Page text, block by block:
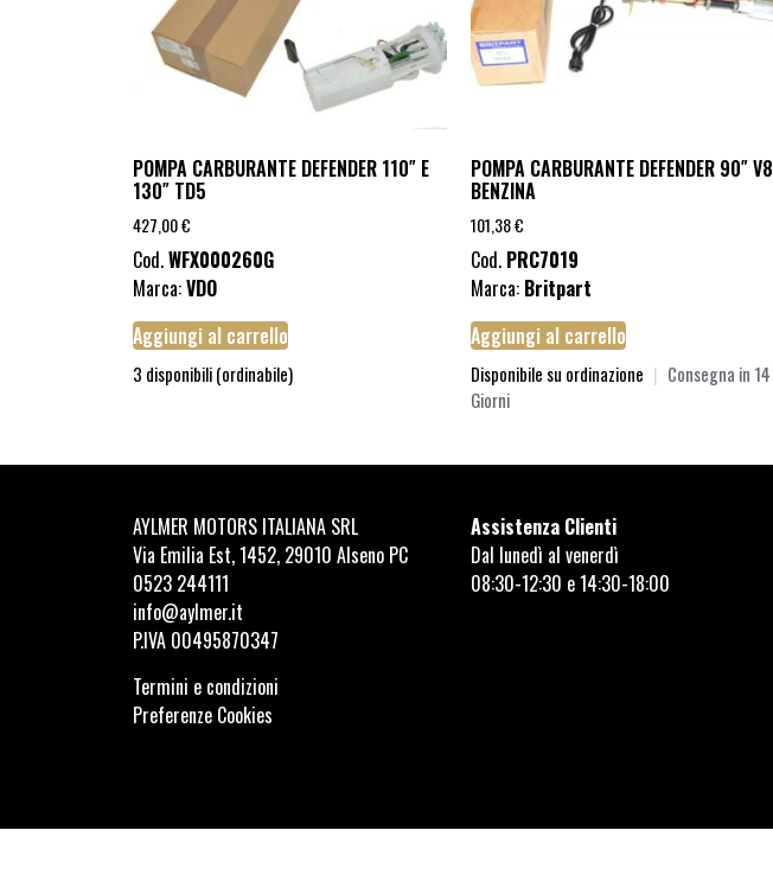
POMPA CARBURANTE DEFENDER 110″ E
130″ TD5
427,00€
Cod.WFX000260G
Marca:VDO
Aggiungi al carrello
3 disponibili (ordinabile)
POMPA CARBURANTE DEFENDER 90″ V8
BENZINA
101,38€
Cod. PRC7019
Marca: Britpart
Aggiungi al carrello
Disponibile su ordinazione | Consegna in 14
Giorni
AYLMER MOTORS ITALIANA SRL
Via Emilia Est, 1452, 29010 Alseno PC
0523 244111
info@aylmer.it
P.IVA 00495870347
Termini e condizioni
Preferenze Cookies
Assistenza Clienti
Dal lunedì al venerdì
08:30-12:30 e 14:30-18:00